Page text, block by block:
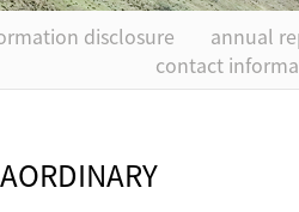
disclosure
annual
contact